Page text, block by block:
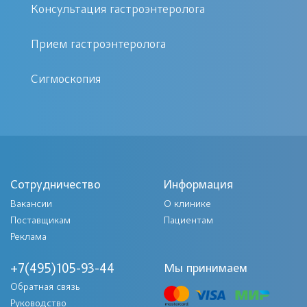
наличие симптомов, таких как
пищеварения, кровотечения;
помощью эндоскопического
оборудования. Врач аккуратно
местной анестезией, что сводит к
минимуму болезненные ощущения.
Консультация гастроэнтеролога
Прием гастроэнтеролога
Сигмоскопия
Сотрудничество
Вакансии
Поставщикам
Реклама
Информация
О клинике
Пациентам
+7(495)105-93-44
Обратная связь
Руководство
Мы принимаем